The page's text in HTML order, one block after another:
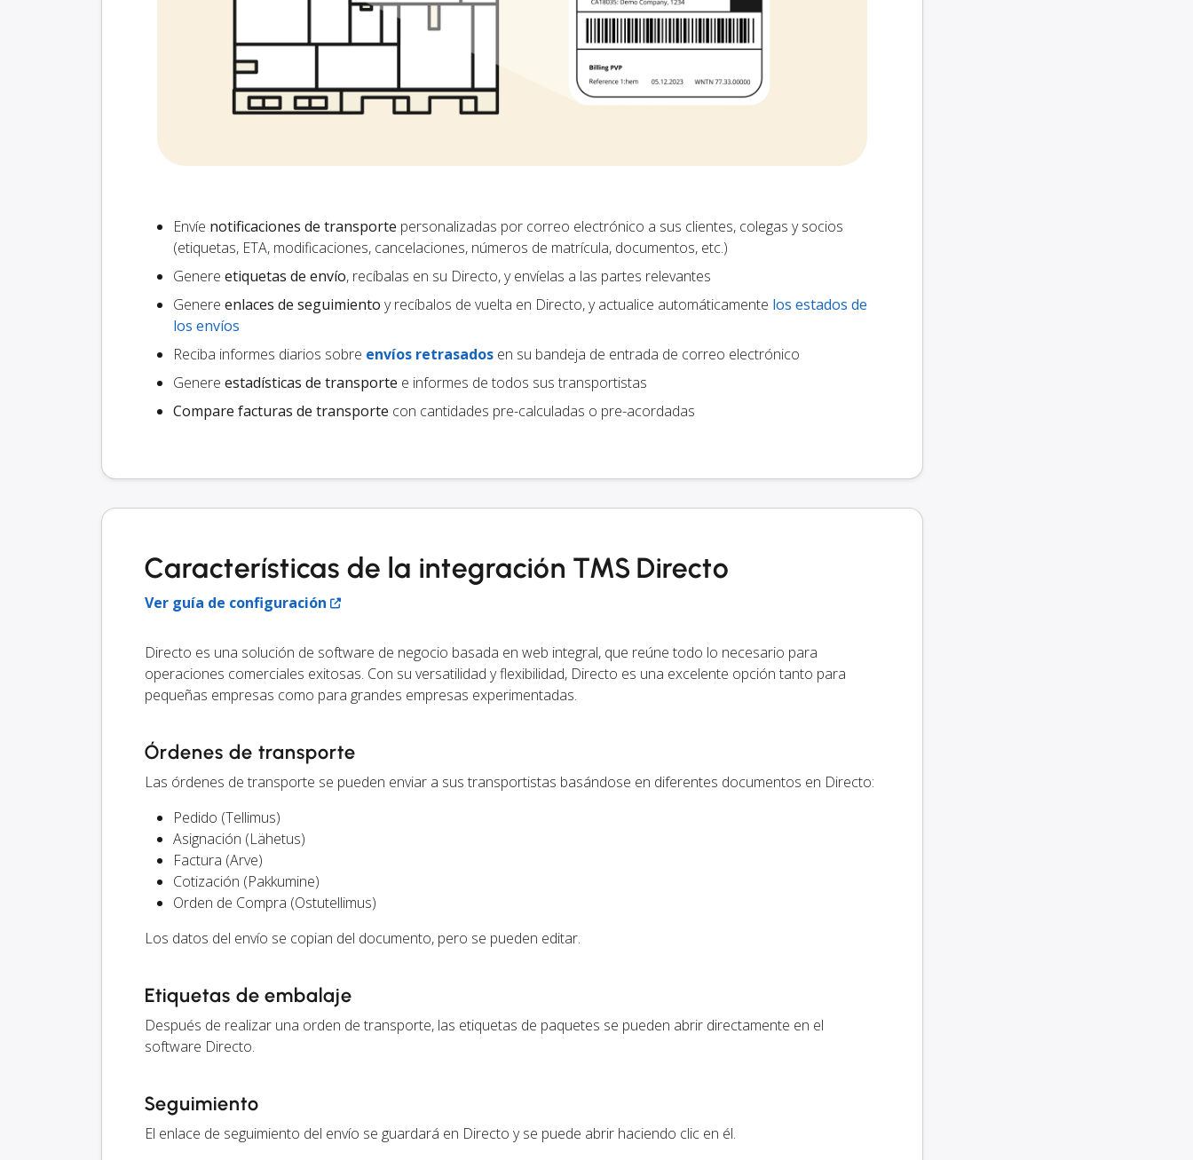
Envíe notificaciones de transporte personalizadas por correo electrónico a sus clientes, colegas y socios
(etiquetas, ETA, modificaciones, cancelaciones, números de matrícula, documentos, etc.)
Genere etiquetas de envío, recíbalas en su Directo, y envíelas a las partes relevantes
Genere enlaces de seguimiento y recíbalos de vuelta en Directo, y actualice automáticamente los estados de
los envíos
Reciba informes diarios sobre envíos retrasados en su bandeja de entrada de correo electrónico
Genere estadísticas de transporte e informes de todos sus transportistas
Compare facturas de transporte con cantidades pre-calculadas o pre-acordadas
Características de la integración TMS Directo
Ver guía de configuración
Directo es una solución de software de negocio basada en web integral, que reúne todo lo necesario para
operaciones comerciales exitosas. Con su versatilidad y flexibilidad, Directo es una excelente opción tanto para
pequeñas empresas como para grandes empresas experimentadas.
Órdenes de transporte
Las órdenes de transporte se pueden enviar a sus transportistas basándose en diferentes documentos en Directo:
Pedido (Tellimus)
Asignación (Lähetus)
Factura (Arve)
Cotización (Pakkumine)
Orden de Compra (Ostutellimus)
Los datos del envío se copian del documento, pero se pueden editar.
Etiquetas de embalaje
Después de realizar una orden de transporte, las etiquetas de paquetes se pueden abrir directamente en el
software Directo.
Seguimiento
El enlace de seguimiento del envío se guardará en Directo y se puede abrir haciendo clic en él.